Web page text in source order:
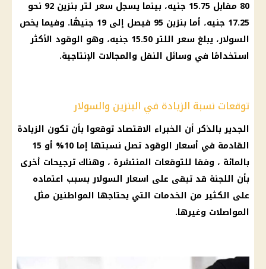
80 مقابل 15.75 جنيه، بينما يسجل سعر لتر بنزين 92
نحو
17.25 جنيه، أما
بنزين 95
فيصل إلى 19 جنيهًا. وفيما يخص
السولار
، يبلغ سعر اللتر 15.50 جنيه، وهو الوقود الأكثر
استخدامًا في وسائل النقل والمجالات الإنتاجية.
توقعات نسبة الزيادة في البنزين والسولار
الجدير بالذكر أن الخبراء الاقتصاد توقعوا بأن تكون الزيادة
القادمة في أسعار الوقود
تصل نسبتها إما 10% أو 15
بالمائة ، وفقا للتوقعات المنتشرة ، وهناك ترجيحات أخرى
بأن اللجنة قد تبقى على اسعار السولاربسبب اعتماده
على الكثير من الخدمات التي يحتاجها المواطنين مثل
المواصلات وغيرها.